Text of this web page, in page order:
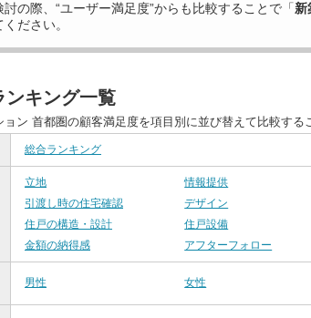
の際、“ユーザー満足度”からも比較することで「新
ださい。
ンキング一覧
ョン 首都圏の顧客満足度を項目別に並び替えて比較する
総合ランキング
立地 情報提供
引渡し時の住宅確認
デザイン
住戸の構造・設計
住戸設備
金額の納得感
アフターフォロー
男性 女性